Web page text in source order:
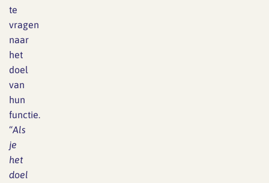
te
vragen
naar
het
doel
van
hun
functie.
“Als
je
het
doel